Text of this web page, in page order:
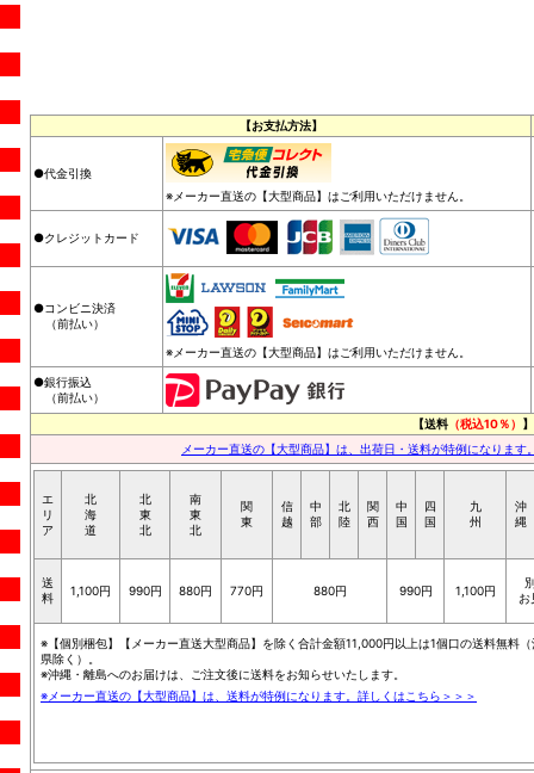
【お支払方法】
●代金引換
※メーカー直送の【大型商品】はご利用いただけません。
●クレジットカード
●コンビニ決済
（前払い）
※メーカー直送の【大型商品】はご利用いただけません。
●銀行振込
（前払い）
【送料 （税込10％） 】
メーカー直送の【大型商品】は、出荷日・送料が特例になりま
エ
リ
ア
北
海
道
北
東
北
南
東
北
関
東
信
越
中
部
北
陸
関
西
中
国
四
国
九
州
沖
縄
送
料
1,100円 990円 880円 770円 880円 990円 1,100円
お
※【個別梱包】【メーカー直送大型商品】を除く合計金額11,000円以上は1個口の送料無料（
県除く）。
※沖縄・離島へのお届けは、ご注文後に送料をお知らせいたします。
※メーカー直送の【大型商品】は、送料が特例になります。詳しくはこちら＞＞＞